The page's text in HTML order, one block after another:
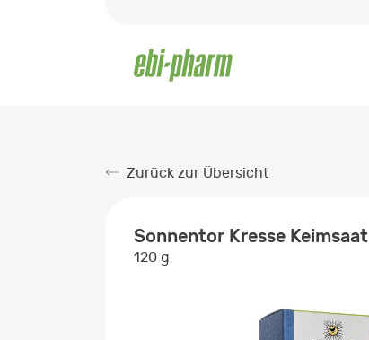
Zurück zur Übersicht
Sonnentor Kresse Keimsaat
120 g